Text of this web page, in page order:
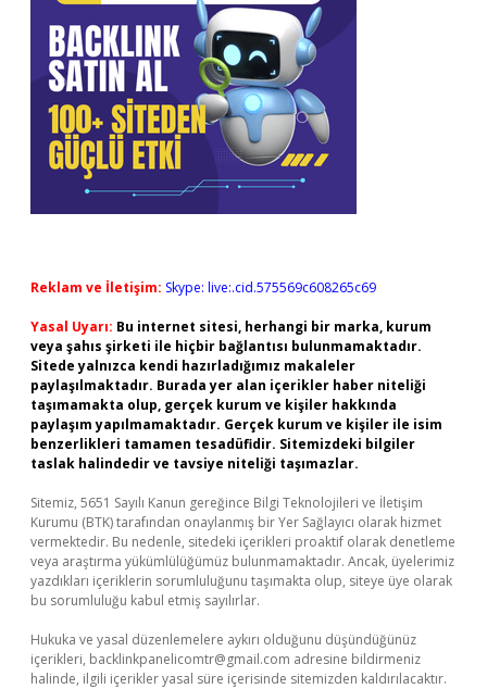
Reklam ve İletişim: Skype: live:.cid.575569c608265c69
Yasal Uyarı: Bu internet sitesi, herhangi bir marka, kurum
veya şahıs şirketi ile hiçbir bağlantısı bulunmamaktadır.
Sitede yalnızca kendi hazırladığımız makaleler
paylaşılmaktadır. Burada yer alan içerikler haber niteliği
taşımamakta olup, gerçek kurum ve kişiler hakkında
paylaşım yapılmamaktadır. Gerçek kurum ve kişiler ile isim
benzerlikleri tamamen tesadüfidir. Sitemizdeki bilgiler
taslak halindedir ve tavsiye niteliği taşımazlar.
Sitemiz, 5651 Sayılı Kanun gereğince Bilgi Teknolojileri ve İletişim
Kurumu (BTK) tarafından onaylanmış bir Yer Sağlayıcı olarak hizmet
vermektedir. Bu nedenle, sitedeki içerikleri proaktif olarak denetleme
veya araştırma yükümlülüğümüz bulunmamaktadır. Ancak, üyelerimiz
yazdıkları içeriklerin sorumluluğunu taşımakta olup, siteye üye olarak
bu sorumluluğu kabul etmiş sayılırlar.
Hukuka ve yasal düzenlemelere aykırı olduğunu düşündüğünüz
içerikleri, backlinkpanelicomtr@gmail.com adresine bildirmeniz
halinde, ilgili içerikler yasal süre içerisinde sitemizden kaldırılacaktır.